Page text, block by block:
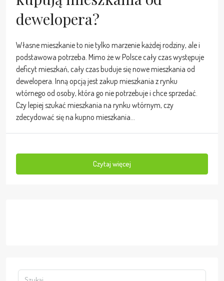
dewelopera?
Własne mieszkanie to nie tylko marzenie każdej rodziny, ale i
podstawowa potrzeba. Mimo że w Polsce cały czas występuje
deficyt mieszkań, cały czas buduje się nowe mieszkania od
dewelopera. Inną opcją jest zakup mieszkania z rynku
wtórnego od osoby, która go nie potrzebuje i chce sprzedać.
Czy lepiej szukać mieszkania na rynku wtórnym, czy
zdecydować się na kupno mieszkania...
Czytaj więcej